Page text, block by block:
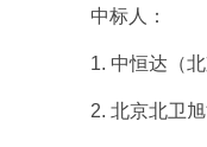
中标人：
1. 中恒达（
2. 北京北卫